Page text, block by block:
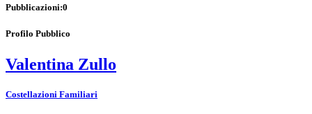
Pubblicazioni:0
Profilo Pubblico
Valentina Zullo
Costellazioni Familiari